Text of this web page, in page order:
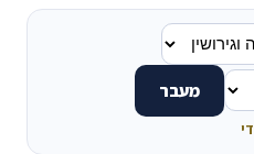
מעבר